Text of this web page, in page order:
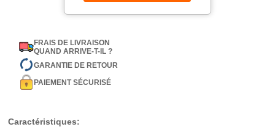
FRAIS DE LIVRAISON
QUAND ARRIVE-T-IL ?
GARANTIE DE RETOUR
PAIEMENT SÉCURISÉ
Caractéristiques: